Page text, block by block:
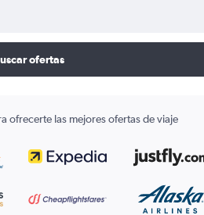
ofertas
ofrecerte las mejores ofertas de viaje